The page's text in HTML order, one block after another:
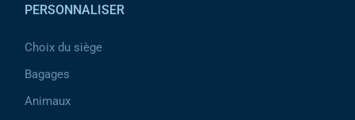
PERSONNALISER
Choix du siège
Bagages
Animaux